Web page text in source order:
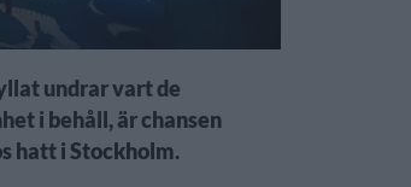
undrar vart de
i behåll, är chansen
hatt i Stockholm.